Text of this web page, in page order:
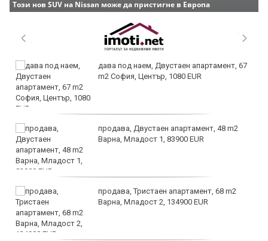
Този нов SUV на Nissan може да пристигне в Европа
дава под наем, Двустаен апартамент, 67
m2 София, Център, 1080 EUR
продава, Двустаен апартамент, 48 m2
Варна, Младост 1, 83900 EUR
продава, Тристаен апартамент, 68 m2
Варна, Младост 2, 134900 EUR